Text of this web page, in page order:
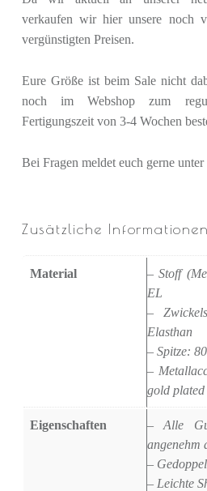
verkaufen wir hier unsere noch
vergünstigten Preisen.
Eure Größe ist beim Sale nicht
noch im Webshop zum
Fertigungszeit von 3-4 Wochen
Bei Fragen meldet euch gerne
Zusätzliche Informationen
Material
– Stoff
EL
–
Elasthan
– Spitze:
–
gold plated
Eigenschaften
– Alle
angenehm
–
– Leichte